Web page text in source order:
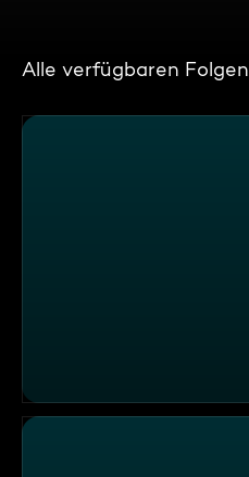
Alle verfügbaren Folgen
"Sturmfrei", Esens